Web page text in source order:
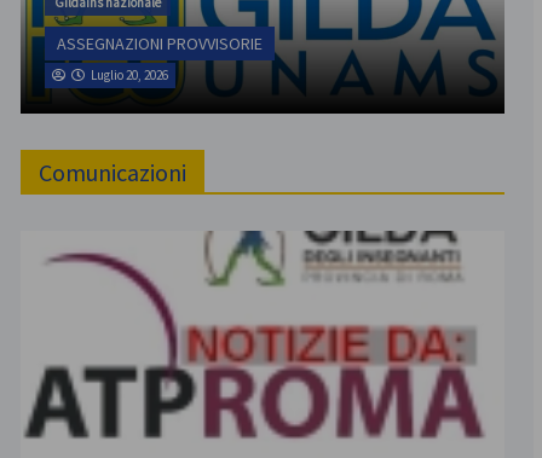
ASSEGNAZIONI PROVVISORIE
Luglio 20, 2026
Comunicazioni